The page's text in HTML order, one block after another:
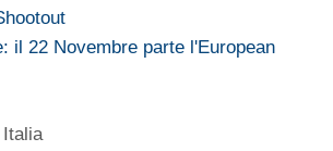
il 22 Novembre parte l'European
Italia